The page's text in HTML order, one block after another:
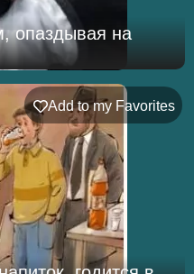
опаздывая на
Add to my Favorites